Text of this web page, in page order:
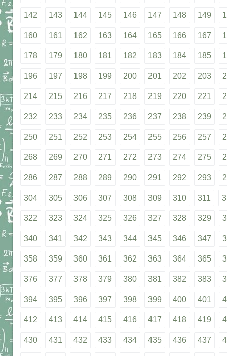
142 143 144 145 146 147 148 149
160 161 162 163 164 165 166 167
178 179 180 181 182 183 184 185
196 197 198 199 200 201 202 203
214 215 216 217 218 219 220 221
232 233 234 235 236 237 238 239
250 251 252 253 254 255 256 257
268 269 270 271 272 273 274 275
286 287 288 289 290 291 292 293
304 305 306 307 308 309 310 311
322 323 324 325 326 327 328 329
340 341 342 343 344 345 346 347
358 359 360 361 362 363 364 365
376 377 378 379 380 381 382 383
394 395 396 397 398 399 400 401
412 413 414 415 416 417 418 419
430 431 432 433 434 435 436 437